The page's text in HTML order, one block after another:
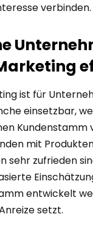
verbinden.
ist für
einsetzbar,
Kundenstamm
mit
sehr zufrieden
entwickelt
setzt.